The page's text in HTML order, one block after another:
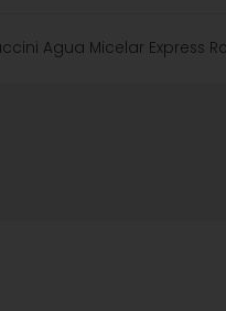
Agua Micelar Express